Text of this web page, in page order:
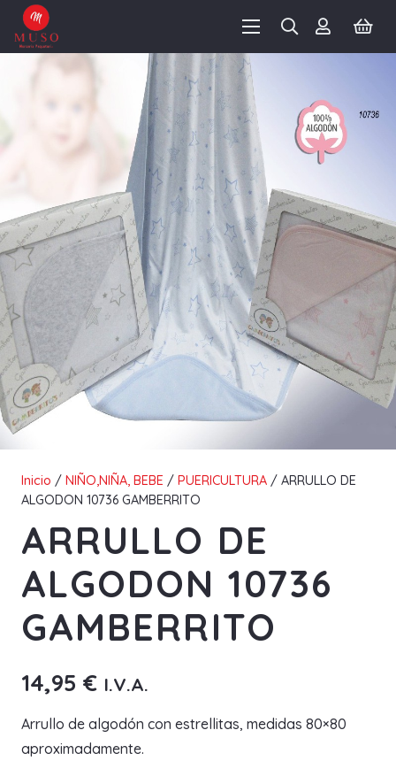
Inicio / NIÑO,NIÑA, BEBE / PUERICULTURA / ARRULLO DE
ALGODON 10736 GAMBERRITO
ARRULLO DE
ALGODON 10736
GAMBERRITO
14,95 € I.V.A.
Arrullo de algodón con estrellitas, medidas 80×80
aproximadamente.